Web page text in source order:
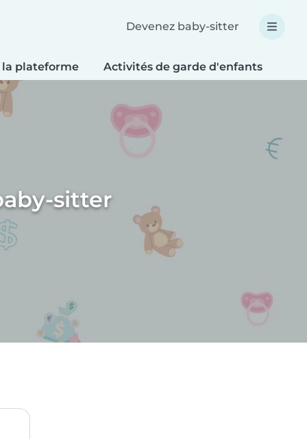
Devenez baby-sitter
la plateforme Activités de garde d'enfants
sitter